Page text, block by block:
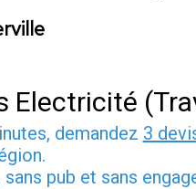
Electricité
demandez 3
sans pub et sans